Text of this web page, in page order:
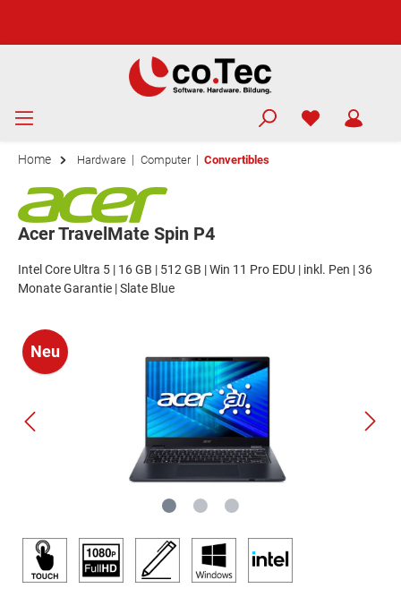
Home Hardware | Computer | Convertibles
Acer TravelMate Spin P4
Intel Core Ultra 5 | 16 GB | 512 GB | Win 11 Pro EDU | inkl. Pen | 36
Monate Garantie | Slate Blue
Neu